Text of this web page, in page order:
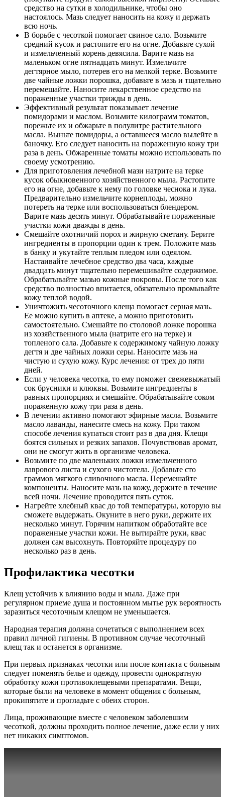
средство на сутки в холодильнике, чтобы оно
настоялось. Мазь следует наносить на кожу и держать
всю ночь.
В борьбе с чесоткой помогает свиное сало. Возьмите
средний кусок и растопите его на огне. Добавьте сухой
и измельченный корень девясила. Варите мазь на
маленьком огне пятнадцать минут. Измельчите
дегтярное мыло, потерев его на мелкой терке. Возьмите
две чайные ложки порошка, добавьте в мазь и тщательно
перемешайте. Наносите лекарственное средство на
пораженные участки трижды в день.
Эффективный результат показывает лечение
помидорами и маслом. Возьмите килограмм томатов,
порежьте их и обжарьте в полулитре растительного
масла. Выньте помидоры, а оставшееся масло вылейте в
баночку. Его следует наносить на пораженную кожу три
раза в день. Обжаренные томаты можно использовать по
своему усмотрению.
Для приготовления лечебной мази натрите на терке
кусок обыкновенного хозяйственного мыла. Растопите
его на огне, добавьте к нему по головке чеснока и лука.
Предварительно измельчите корнеплоды, можно
потереть на терке или воспользоваться блендером.
Варите мазь десять минут. Обрабатывайте пораженные
участки кожи дважды в день.
Смешайте охотничий порох и жирную сметану. Берите
ингредиенты в пропорции один к трем. Положите мазь
в банку и укутайте теплым пледом или одеялом.
Настаивайте лечебное средство два часа, каждые
двадцать минут тщательно перемешивайте содержимое.
Обрабатывайте мазью кожные покровы. После того как
средство полностью впитается, обязательно промывайте
кожу теплой водой.
Уничтожить чесоточного клеща помогает серная мазь.
Ее можно купить в аптеке, а можно приготовить
самостоятельно. Смешайте по столовой ложке порошка
из хозяйственного мыла (натрите его на терке) и
топленого сала. Добавьте к содержимому чайную ложку
дегтя и две чайных ложки серы. Наносите мазь на
чистую и сухую кожу. Курс лечения: от трех до пяти
дней.
Если у человека чесотка, то ему поможет свежевыжатый
сок брусники и клюквы. Возьмите ингредиенты в
равных пропорциях и смешайте. Обрабатывайте соком
пораженную кожу три раза в день.
В лечении активно помогают эфирные масла. Возьмите
масло лаванды, нанесите смесь на кожу. При таком
способе лечения купаться стоит раз в два дня. Клещи
боятся сильных и резких запахов. Почувствовав аромат,
они не смогут жить в организме человека.
Возьмите по две маленьких ложки измельченного
лаврового листа и сухого чистотела. Добавьте сто
граммов мягкого сливочного масла. Перемешайте
компоненты. Наносите мазь на кожу, держите в течение
всей ночи. Лечение проводится пять суток.
Нагрейте хлебный квас до той температуры, которую вы
сможете выдержать. Окуните в него руки, держите их
несколько минут. Горячим напитком обработайте все
пораженные участки кожи. Не вытирайте руки, квас
должен сам высохнуть. Повторяйте процедуру по
несколько раз в день.
Профилактика чесотки
Клещ устойчив к влиянию воды и мыла. Даже при
регулярном приеме душа и постоянном мытье рук вероятность
заразиться чесоточным клещом не уменьшается.
Народная терапия должна сочетаться с выполнением всех
правил личной гигиены. В противном случае чесоточный
клещ так и останется в организме.
При первых признаках чесотки или после контакта с больным
следует поменять белье и одежду, провести однократную
обработку кожи противоклещевыми препаратами. Вещи,
которые были на человеке в момент общения с больным,
прокипятите и прогладьте с обеих сторон.
Лица, проживающие вместе с человеком заболевшим
чесоткой, должны проходить полное лечение, даже если у них
нет никаких симптомов.